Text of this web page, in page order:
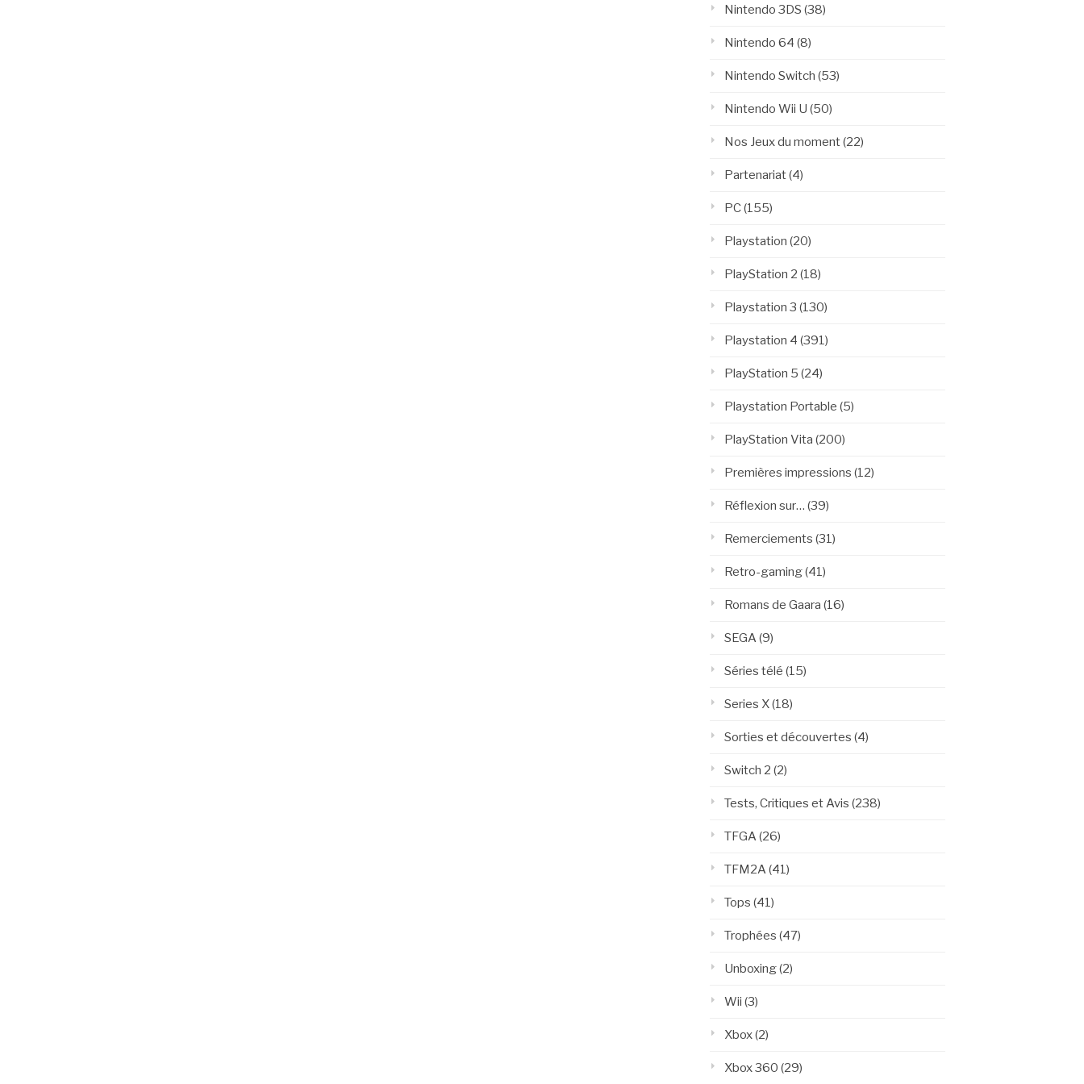
Nintendo 3DS (38)
Nintendo 64 (8)
Nintendo Switch (53)
Nintendo Wii U (50)
Nos Jeux du moment(22)
Partenariat(4)
PC(155)
Playstation (20)
PlayStation 2 (18)
Playstation 3 (130)
Playstation 4 (391)
PlayStation 5 (24)
Playstation Portable (5)
PlayStation Vita (200)
Premières impressions (12)
Réflexion sur… (39)
Remerciements (31)
Retro-gaming(41)
Romans de Gaara (16)
SEGA (9)
Séries télé (15)
Series X(18)
Sorties et découvertes (4)
Switch 2 (2)
Tests, Critiques et Avis (238)
TFGA (26)
TFM2A (41)
Tops (41)
Trophées (47)
Unboxing(2)
Wii (3)
Xbox(2)
Xbox 360 (29)